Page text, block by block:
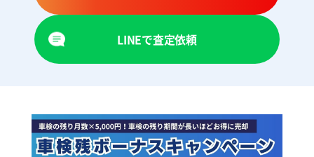
LINEで査定依頼